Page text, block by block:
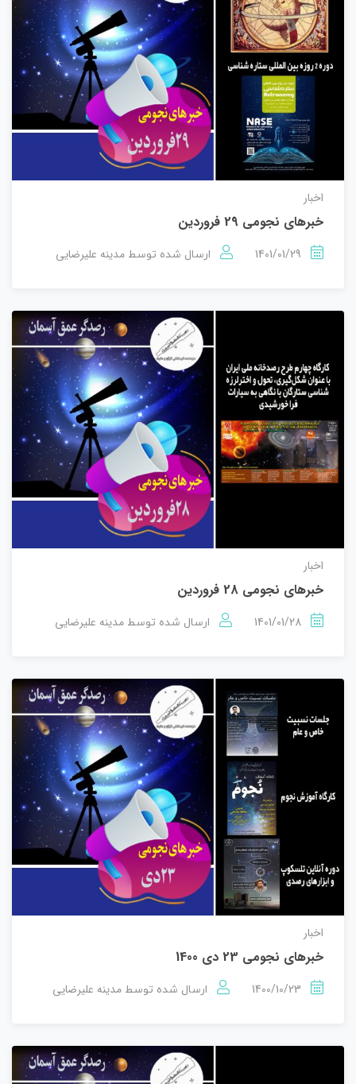
اخبار
خبرهای نجومی 29 فروردین
1401/01/29 ارسال شده توسط مدینه علیرضایی
اخبار
خبرهای نجومی 28 فروردین
1401/01/28 ارسال شده توسط مدینه علیرضایی
اخبار
خبرهای نجومی 23 دی 1400
1400/10/23 ارسال شده توسط مدینه علیرضایی